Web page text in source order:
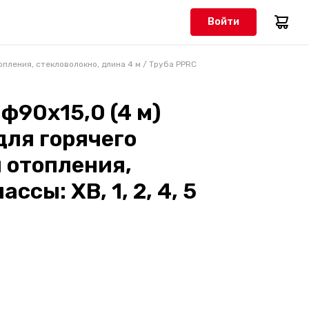
Войти
стекловолокно, длина 4 м / Труба PPRC
ф90х15,0 (4 м)
горячего
ХВ, 1, 2, 4, 5